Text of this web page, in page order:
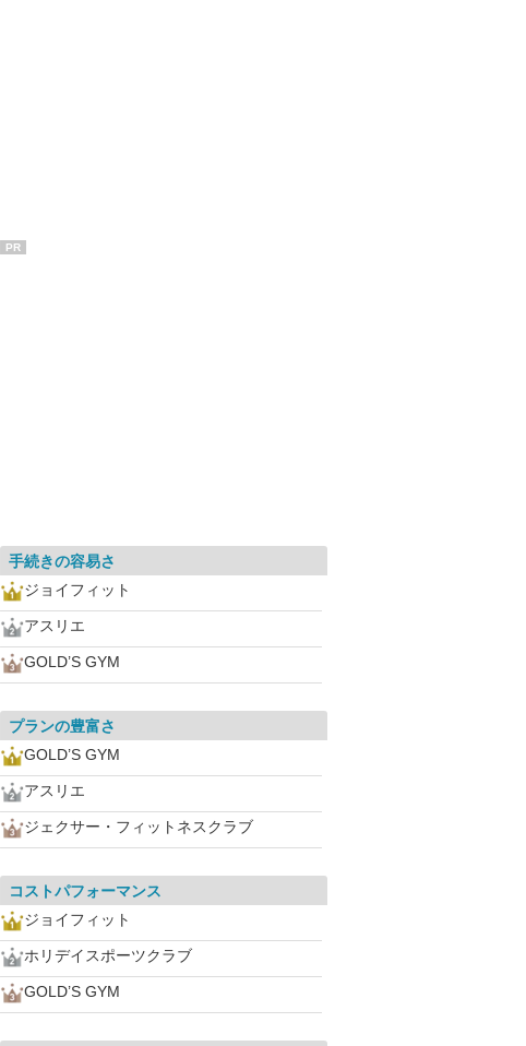
PR
手続きの容易さ
ジョイフィット
アスリエ
GOLD’S GYM
プランの豊富さ
GOLD’S GYM
アスリエ
ジェクサー・フィットネスクラブ
コストパフォーマンス
ジョイフィット
ホリデイスポーツクラブ
GOLD’S GYM